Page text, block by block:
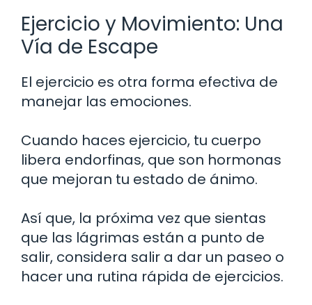
Ejercicio y Movimiento: Una
Vía de Escape
El ejercicio es otra forma efectiva de
manejar las emociones.
Cuando haces ejercicio, tu cuerpo
libera endorfinas, que son hormonas
que mejoran tu estado de ánimo.
Así que, la próxima vez que sientas
que las lágrimas están a punto de
salir, considera salir a dar un paseo o
hacer una rutina rápida de ejercicios.